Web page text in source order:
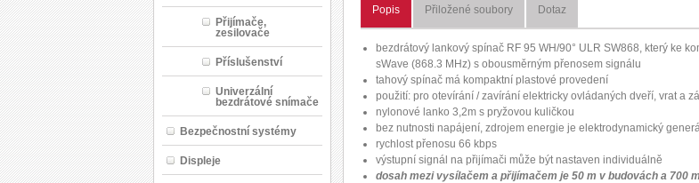
Přijímače,
zesilovače
Příslušenství
Univerzální
bezdrátové snímače
Bezpečnostní systémy
Displeje
Popis Přiložené soubory Dotaz
bezdrátový lankový spínač RF 95 WH/90° ULR SW868, který ke
sWave (868.3 MHz) s obousměrným přenosem signálu
tahový spínač má kompaktní plastové provedení
použití: pro otevírání / zavírání elektricky ovládaných dveří, vrat a
nylonové lanko 3,2m s pryžovou kuličkou
bez nutnosti napájení, zdrojem energie je elektrodynamický
rychlost přenosu 66 kbps
výstupní signál na přijímači může být nastaven individuálně
dosah mezi vysílačem a přijímačem je 50 m v budovách a 700